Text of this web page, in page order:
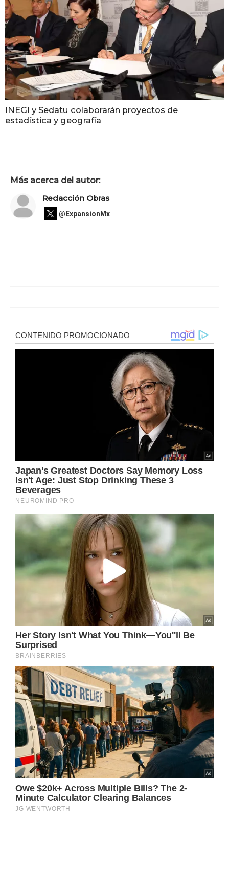
INEGI y Sedatu colaborarán proyectos de
estadística y geografía
Más acerca del autor:
Redacción Obras
@ExpansionMx